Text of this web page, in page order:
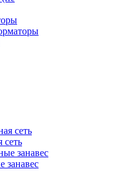
сеть
занавес